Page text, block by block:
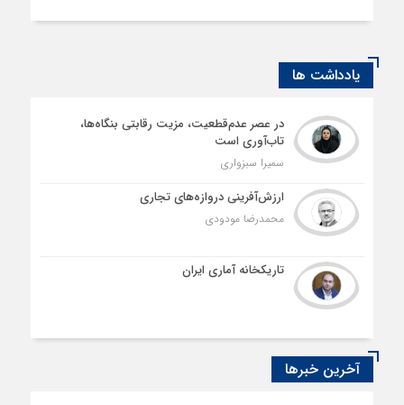
یادداشت ها
در عصر عدم‌قطعیت، مزیت رقابتی بنگاه‌ها،
تاب‌آوری است
سمیرا سبزواری
ارزش‌آفرینی دروازه‌های تجاری
محمدرضا مودودی
تاریکخانه آماری ایران
آخرین خبرها